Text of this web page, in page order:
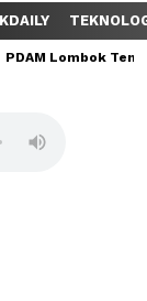
Lombok Tengah